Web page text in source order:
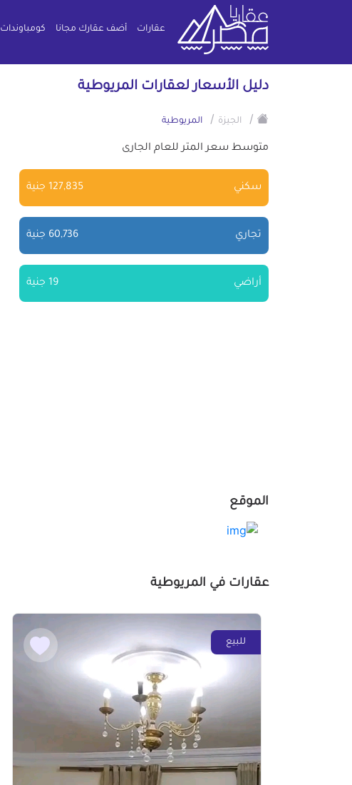
عقارات أضف عقارك مجانا كومباوندات
دليل الأسعار لعقارات المريوطية
/ الجيزة / المريوطية
متوسط سعر المتر للعام الجارى
سكني 127,835 جنية
تجاري 60,736 جنية
أراضي 19 جنية
الموقع
عقارات في المريوطية
للبيع